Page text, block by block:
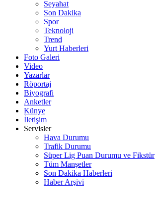
Seyahat
Son Dakika
Spor
Teknoloji
Trend
Yurt Haberleri
Foto Galeri
Video
Yazarlar
Röportaj
Biyografi
Anketler
Künye
İletişim
Servisler
Hava Durumu
Trafik Durumu
Süper Lig Puan Durumu ve Fikstür
Tüm Manşetler
Son Dakika Haberleri
Haber Arşivi